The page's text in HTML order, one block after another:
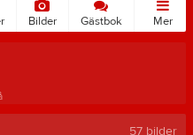
Bilder Gästbok Mer
57 bilder